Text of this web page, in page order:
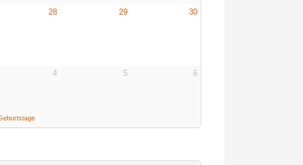
28 29 30
4 5 6